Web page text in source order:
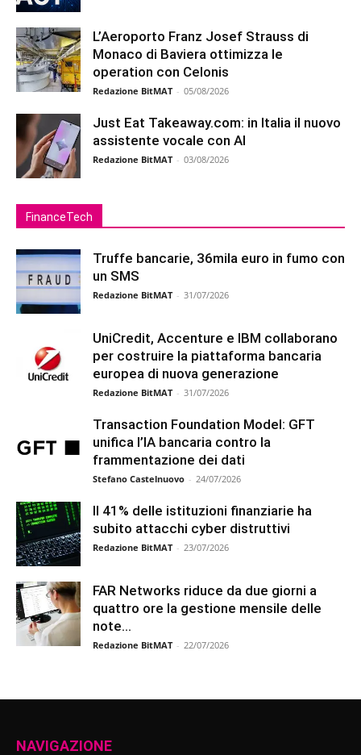
L’Aeroporto Franz Josef Strauss di
Monaco di Baviera ottimizza le
operation con Celonis
Redazione BitMAT - 05/08/2026
Just Eat Takeaway.com: in Italia il nuovo
assistente vocale con AI
Redazione BitMAT - 03/08/2026
FinanceTech
Truffe bancarie, 36mila euro in fumo con
un SMS
Redazione BitMAT - 31/07/2026
UniCredit, Accenture e IBM collaborano
per costruire la piattaforma bancaria
europea di nuova generazione
Redazione BitMAT - 31/07/2026
Transaction Foundation Model: GFT
unifica l’IA bancaria contro la
frammentazione dei dati
Stefano Castelnuovo - 24/07/2026
Il 41% delle istituzioni finanziarie ha
subito attacchi cyber distruttivi
Redazione BitMAT - 23/07/2026
FAR Networks riduce da due giorni a
quattro ore la gestione mensile delle
note...
Redazione BitMAT - 22/07/2026
NAVIGAZIONE